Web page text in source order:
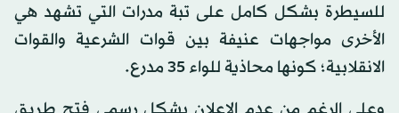
للسيطرة بشكل كامل على تبة مدرات التي تشهد هي
الأخرى مواجهات عنيفة بين قوات الشرعية والقوات
الانقلابية؛ كونها محاذية للواء 35 مدرع.